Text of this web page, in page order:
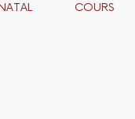
COURS